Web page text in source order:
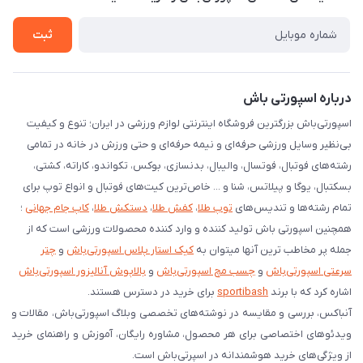
شرایط بازگردانی کالا
ثبت
درباره اسپورتی باش
اسپورتی‌باش بزرگترین فروشگاه اینترنتی لوازم ورزشی در ایران؛ تنوع و کیفیت
بی‌نظیر وسایل ورزشی حرفه‌ای و نیمه حرفه‌ای و حتی ورزش در خانه در تمامی
رشته‌های فوتبال، فوتسال، والیبال، بدنسازی، بوکس، تکواندو، کاراته، کشتی،
بسکتبال، یوگا و پیلاتس، شنا و ... خاص‌ترین کیت‌های فوتبال و انواع توپ برای
تمام رشته‌ها و تندیس‌های توپ طلا، کفش طلا، دستکش طلا، کاپ جام جهانی ؛
همچنین اسپورتی باش تولید کننده و وارد کننده محصولات ورزشی است که از
جمله پر مخاطب ترین آنها میتوان به کیک استار پلاس اسپورتی‌باش و چتر
سرعتی اسپورتی‌باش و چسب مچ اسپورتی‌باش و بالاپوش آنالیزور اسپورتی‌باش
اشاره کرد که با برند sportibash برای خرید در دسترس هستند.
آنباکس، بررسی‌ و مقایسه در نوشته‌های تخصصی وبلاگ اسپورتی‌باش، مقالات و
ویدئوهای اختصاصی برای هر محصول، مشاوره رایگان، آموزش و راهنمای خرید
از ویژگی‌های خرید هوشمندانه در اسپرتی‌باش است.